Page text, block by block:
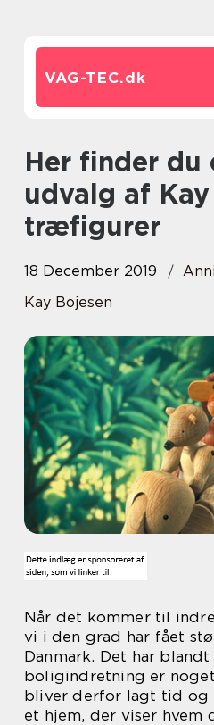
VAG-TEC.dk
Her finder du et stort
udvalg af
træfigurer
18 December 2019
Kay Bojesen
Når det kommer til
vi i den grad har fået
Danmark. Det har
boligindretning er
bliver derfor lagt tid og
et hjem, der viser hvem